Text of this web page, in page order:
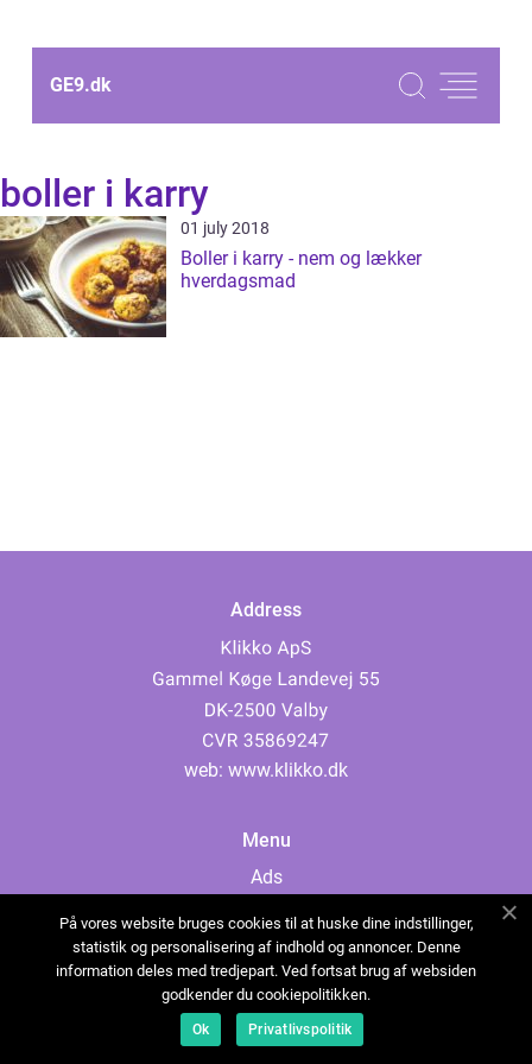
GE9.dk
boller i karry
01 july 2018
Boller i karry - nem og lækker
hverdagsmad
Address
web: www.klikko.dk
Menu
Ads
Cookies
Contact
Sitemap
På vores website bruges cookies til at huske dine indstillinger,
statistik og personalisering af indhold og annoncer. Denne
information deles med tredjepart. Ved fortsat brug af websiden
godkender du cookiepolitikken.
Ok Privatlivspolitik